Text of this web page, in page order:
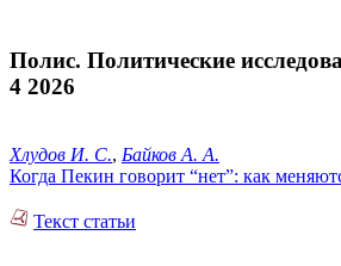
Полис. Политические
4 2026
Хлудов И. С., Байков А. А.
Когда Пекин говорит “нет”: как
Текст статьи